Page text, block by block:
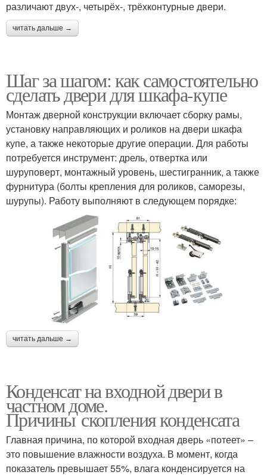
различают двух-, четырёх-, трёхконтурные двери.
читать дальше →
Шаг за шагом: как самостоятельно
сделать двери для шкафа-купе
Монтаж дверной конструкции включает сборку рамы,
установку направляющих и роликов на двери шкафа
купе, а также некоторые другие операции. Для работы
потребуется инструмент: дрель, отвертка или
шуруповерт, монтажный уровень, шестигранник, а также
фурнитура (болты крепления для роликов, саморезы,
шурупы). Работу выполняют в следующем порядке:
читать дальше →
Конденсат на входной двери в
частном доме.
Причины скопления конденсата
Главная причина, по которой входная дверь «потеет» –
это повышение влажности воздуха. В момент, когда
показатель превышает 55%, влага конденсируется на